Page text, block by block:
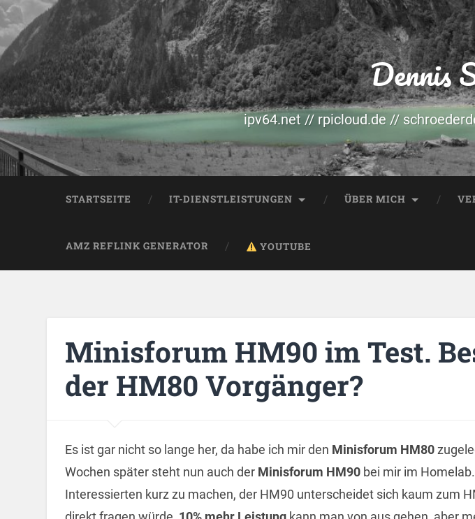
Dennis
ipv64.net // rpicloud.de //
STARTSEITE IT-DIENSTLEISTUNGEN ÜBER MICH
AMZ REFLINK GENERATOR YOUTUBE
Minisforum HM90 im Test.
der HM80 Vorgänger?
Es ist gar nicht so lange her, da habe ich mir den Minisforum HM80
Wochen später steht nun auch der Minisforum HM90bei mir im
Interessierten kurz zu machen, der HM90 unterscheidet sich kaum zum